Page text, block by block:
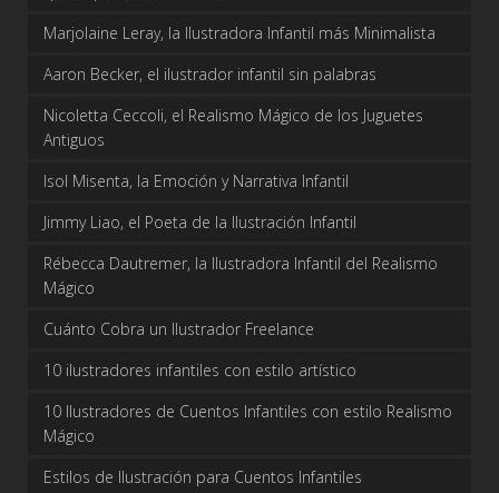
Marjolaine Leray, la Ilustradora Infantil más Minimalista
Aaron Becker, el ilustrador infantil sin palabras
Nicoletta Ceccoli, el Realismo Mágico de los Juguetes
Antiguos
Isol Misenta, la Emoción y Narrativa Infantil
Jimmy Liao, el Poeta de la Ilustración Infantil
Rébecca Dautremer, la Ilustradora Infantil del Realismo
Mágico
Cuánto Cobra un Ilustrador Freelance
10 ilustradores infantiles con estilo artístico
10 Ilustradores de Cuentos Infantiles con estilo Realismo
Mágico
Estilos de Ilustración para Cuentos Infantiles